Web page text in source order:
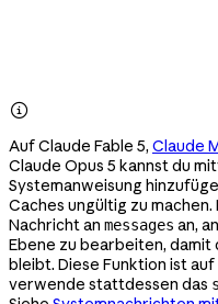

Auf Claude Fable 5, Claude
Claude Opus 5 kannst du
Systemanweisung
Caches ungültig zu machen.
Nachricht an messages an,
Ebene zu bearbeiten,
bleibt. Diese Funktion ist
verwende stattdessen das